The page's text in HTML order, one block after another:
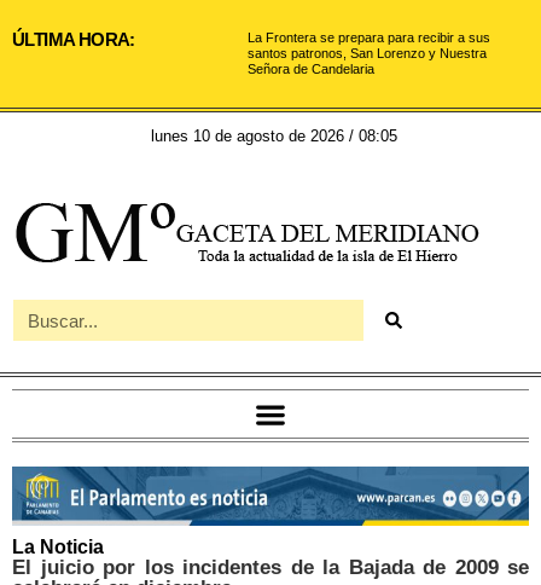
ÚLTIMA HORA:
La Frontera se prepara para recibir a sus
santos patronos, San Lorenzo y Nuestra
Señora de Candelaria
lunes 10 de agosto de 2026 / 08:05
La Noticia
El juicio por los incidentes de la Bajada de 2009 se